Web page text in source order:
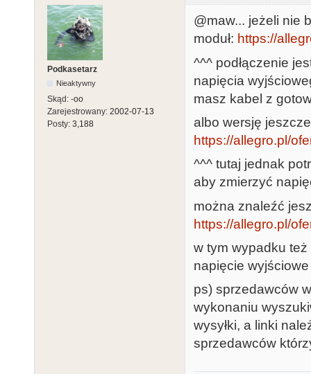
Podkasetarz
Nieaktywny
Skąd: -oo
Zarejestrowany: 2002-07-13
Posty: 3,188
@maw... jeżeli nie
moduł: https://
^^^ podłączenie
napięcia
masz kabel z
albo wersję
https://allegro.pl/
^^^ tutaj jednak
aby zmierzyć
można znaleźć
https://allegro.pl/
w tym wypadku
napięcie
ps) sprzedawców
wykonaniu
wysyłki, a linki
sprzedawców